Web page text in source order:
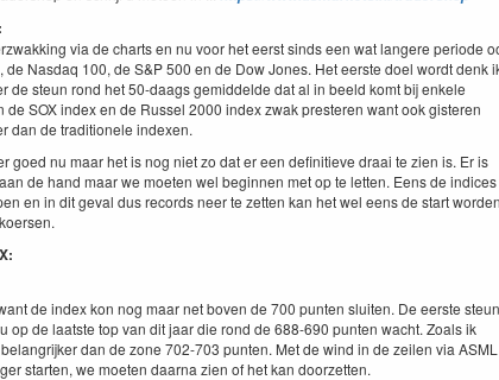
via de charts en nu voor het eerst sinds een wat langere periode
Nasdaq 100, de S&P 500 en de Dow Jones. Het eerste doel wordt denk
de steun rond het 50-daags gemiddelde dat al in beeld komt bij enkele
SOX index en de Russel 2000 index zwak presteren want ook gisteren
dan de traditionele indexen.
goed nu maar het is nog niet zo dat er een definitieve draai te zien is. Er is
de hand maar we moeten wel beginnen met op te letten. Eens de indices
en in dit geval dus records neer te zetten kan het wel eens de start worden
de index kon nog maar net boven de 700 punten sluiten. De eerste steun
op de laatste top van dit jaar die rond de 688-690 punten wacht. Zoals ik
dan de zone 702-703 punten. Met de wind in de zeilen via ASML
starten, we moeten daarna zien of het kan doorzetten.